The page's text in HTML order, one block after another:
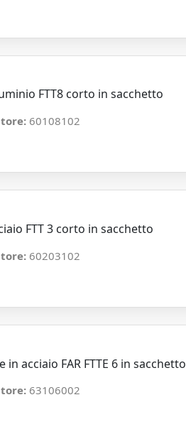
FTT8 corto in sacchetto
60108102
FTT 3 corto in sacchetto
60203102
acciaio FAR FTTE 6 in sacchetto
63106002